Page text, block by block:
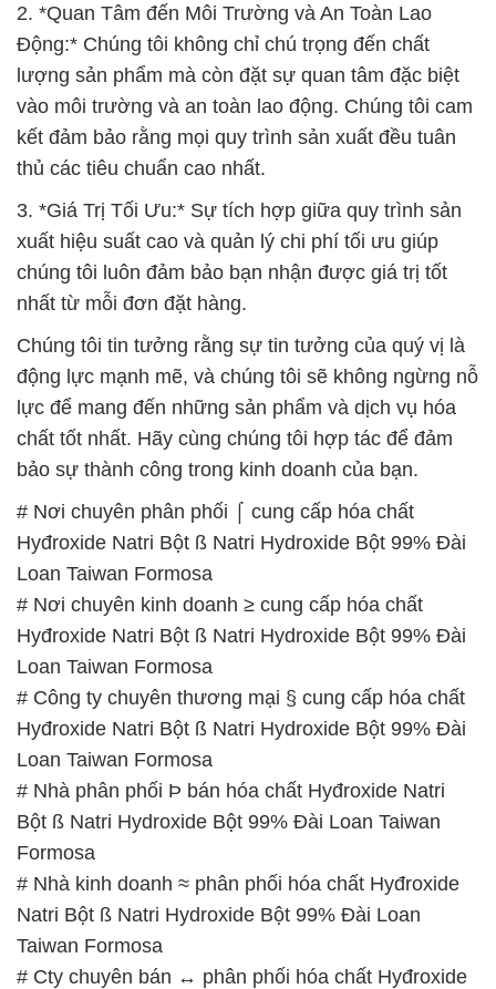
2. *Quan Tâm đến Môi Trường và An Toàn Lao
Động:* Chúng tôi không chỉ chú trọng đến chất
lượng sản phẩm mà còn đặt sự quan tâm đặc biệt
vào môi trường và an toàn lao động. Chúng tôi cam
kết đảm bảo rằng mọi quy trình sản xuất đều tuân
thủ các tiêu chuẩn cao nhất.
3. *Giá Trị Tối Ưu:* Sự tích hợp giữa quy trình sản
xuất hiệu suất cao và quản lý chi phí tối ưu giúp
chúng tôi luôn đảm bảo bạn nhận được giá trị tốt
nhất từ mỗi đơn đặt hàng.
Chúng tôi tin tưởng rằng sự tin tưởng của quý vị là
động lực mạnh mẽ, và chúng tôi sẽ không ngừng nỗ
lực để mang đến những sản phẩm và dịch vụ hóa
chất tốt nhất. Hãy cùng chúng tôi hợp tác để đảm
bảo sự thành công trong kinh doanh của bạn.
# Nơi chuyên phân phối ⌠ cung cấp hóa chất
Hyđroxide Natri Bột ß Natri Hydroxide Bột 99% Đài
Loan Taiwan Formosa
# Nơi chuyên kinh doanh ≥ cung cấp hóa chất
Hyđroxide Natri Bột ß Natri Hydroxide Bột 99% Đài
Loan Taiwan Formosa
# Công ty chuyên thương mại § cung cấp hóa chất
Hyđroxide Natri Bột ß Natri Hydroxide Bột 99% Đài
Loan Taiwan Formosa
# Nhà phân phối Þ bán hóa chất Hyđroxide Natri
Bột ß Natri Hydroxide Bột 99% Đài Loan Taiwan
Formosa
# Nhà kinh doanh ≈ phân phối hóa chất Hyđroxide
Natri Bột ß Natri Hydroxide Bột 99% Đài Loan
Taiwan Formosa
# Cty chuyên bán ↔ phân phối hóa chất Hyđroxide